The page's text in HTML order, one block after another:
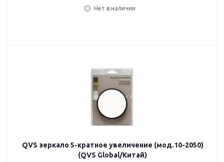
Нет в наличии
QVS зеркало 5-кратное увеличение (мод.10-2050)
(QVS Global/Китай)